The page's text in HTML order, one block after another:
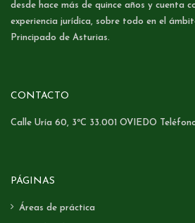
desde hace más de quince años y cuenta
experiencia jurídica, sobre todo en el
Principado de Asturias.
CONTACTO
Calle Uría 60, 3ºC 33.001 OVIEDO
PÁGINAS
Áreas de práctica